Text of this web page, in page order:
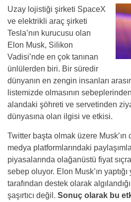
Uzay lojistiği şirketi SpaceX
ve elektrikli araç şirketi
Tesla’nın kurucusu olan
Elon Musk, Silikon
Vadisi’nde en çok tanınan
ünlülerden biri. Bir süredir
dünyanın en zengin insanları
listemizde olmasının
alandaki şöhreti ve servetinden
dünyasına olan ilgisi ve etkisi.
Twitter başta olmak üzere Musk’ın
medya platformlarındaki
piyasalarında olağanüstü fiyat
sebep oluyor. Elon Musk’ın
tarafından destek olarak
şaşırtıcı değil. Sonuç olarak bu